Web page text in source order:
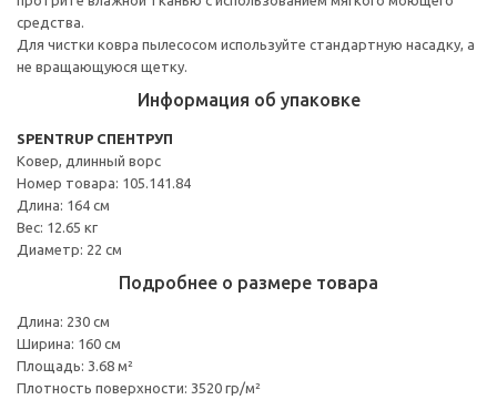
средства.
Для чистки ковра пылесосом используйте стандартную насадку, а
не вращающуюся щетку.
Информация об упаковке
SPENTRUP СПЕНТРУП
Ковер, длинный ворс
Номер товара: 105.141.84
Длина: 164 см
Вес: 12.65 кг
Диаметр: 22 см
Подробнее о размере товара
Длина: 230 см
Ширина: 160 см
Площадь: 3.68 м²
Плотность поверхности: 3520 гр/м²